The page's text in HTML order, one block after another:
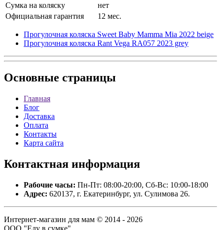
Сумка на коляску
нет
Официальная гарантия
12 мес.
Прогулочная коляска Sweet Baby Mamma Mia 2022 beige
Прогулочная коляска Rant Vega RA057 2023 grey
Основные страницы
Главная
Блог
Доставка
Оплата
Контакты
Карта сайта
Контактная информация
Рабочие часы: Пн-Пт: 08:00-20:00, Сб-Вс: 10:00-18:00
Адрес: 620137, г. Екатеринбург, ул. Сулимова 26.
Интернет-магазин для мам © 2014 - 2026